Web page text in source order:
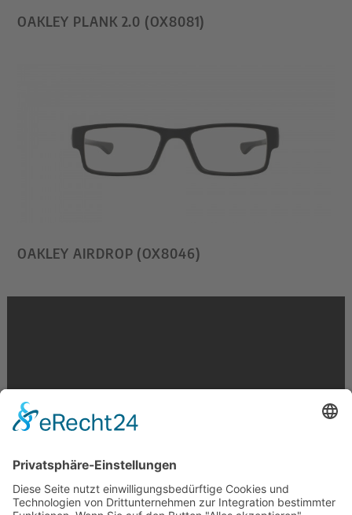
OAKLEY PLANK 2.0 (OX8081)
OAKLEY AIRDROP (OX8046)